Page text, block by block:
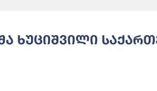
ხუციშვილი